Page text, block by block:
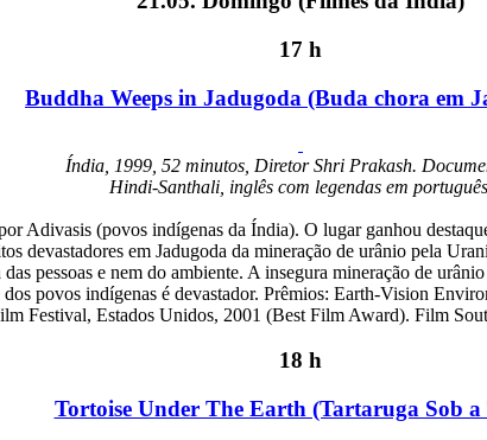
17 h
Buddha Weeps in Jadugoda (Buda chora em
Índia, 1999, 52 minutos, Diretor Shri Prakash.
Hindi-Santhali, inglês com legendas em
Adivasis (povos indígenas da Índia). O lugar ganhou
devastadores em Jadugoda da mineração de urânio pela
pessoas e nem do ambiente. A insegura mineração de
povos indígenas é devastador. Prêmios: Earth-Vision
Festival, Estados Unidos, 2001 (Best Film Award). Film
18 h
Tortoise Under The Earth (Tartaruga Sob a